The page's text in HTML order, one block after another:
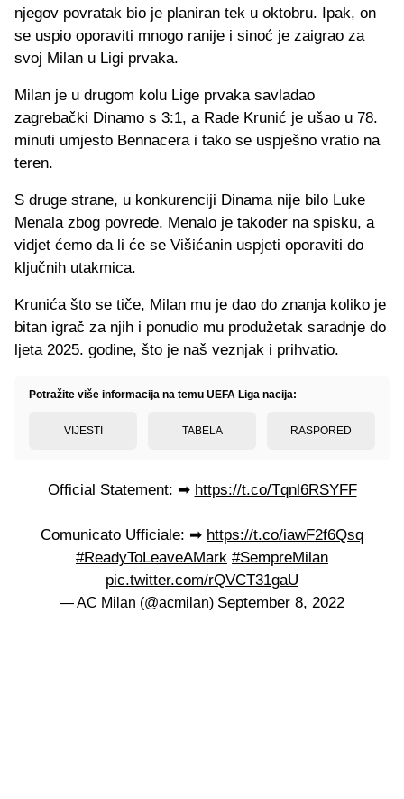
njegov povratak bio je planiran tek u oktobru. Ipak, on
se uspio oporaviti mnogo ranije i sinoć je zaigrao za
svoj Milan u Ligi prvaka.
Milan je u drugom kolu Lige prvaka savladao
zagrebački Dinamo s 3:1, a Rade Krunić je ušao u 78.
minuti umjesto Bennacera i tako se uspješno vratio na
teren.
S druge strane, u konkurenciji Dinama nije bilo Luke
Menala zbog povrede. Menalo je također na spisku, a
vidjet ćemo da li će se Višićanin uspjeti oporaviti do
ključnih utakmica.
Krunića što se tiče, Milan mu je dao do znanja koliko je
bitan igrač za njih i ponudio mu produžetak saradnje do
ljeta 2025. godine, što je naš veznjak i prihvatio.
Potražite više informacija na temu UEFA Liga nacija:
VIJESTI TABELA RASPORED
Official Statement: ➡ https://t.co/Tqnl6RSYFF
Comunicato Ufficiale: ➡ https://t.co/iawF2f6Qsq
#ReadyToLeaveAMark #SempreMilan
pic.twitter.com/rQVCT31gaU
— AC Milan (@acmilan) September 8, 2022